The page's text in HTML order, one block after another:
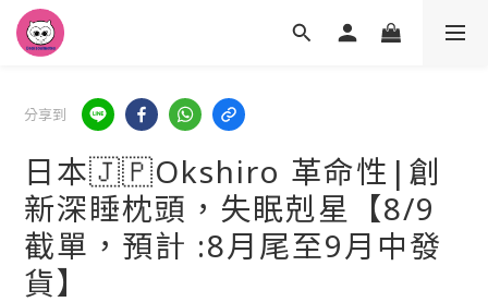
分享到
日本🇯🇵Okshiro 革命性|創
新深睡枕頭，失眠剋星【8/9
截單，預計 :8月尾至9月中發
貨】